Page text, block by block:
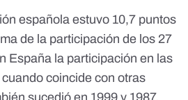
española estuvo 10,7 puntos
de la participación de los 27
España la participación en las
coincide con otras